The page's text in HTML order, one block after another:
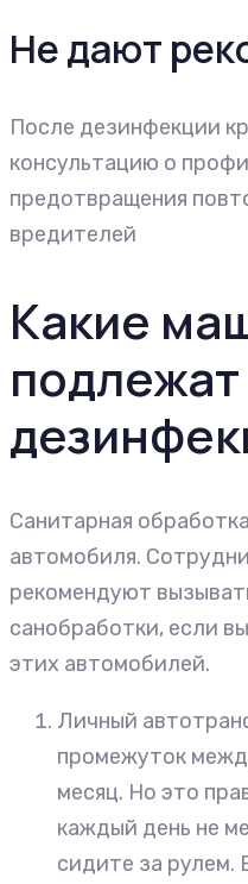
Не дают
После дезинфекции
консультацию о
предотвращения
вредителей
Какие
подлежат
Санитарная
автомобиля.
рекомендуют
санобработки, если
этих автомобилей.
Личный
промежуток
месяц. Но это
каждый день не
сидите за рулем.